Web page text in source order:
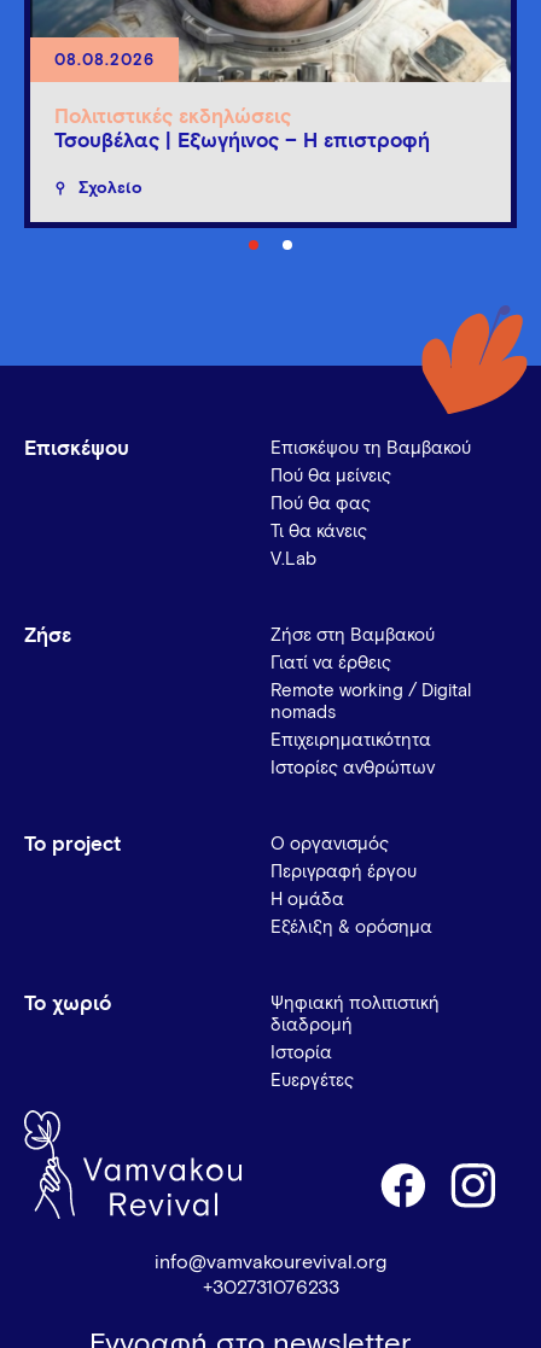
08.08.2026
Πολιτιστικές εκδηλώσεις
Τσουβέλας | Εξωγήινος – Η επιστροφή
Σχολείο
Επισκέψου
Επισκέψου τη Βαμβακού
Πού θα μείνεις
Πού θα φας
Τι θα κάνεις
V.Lab
Ζήσε
Ζήσε στη Βαμβακού
Γιατί να έρθεις
Remote working / Digital
nomads
Επιχειρηματικότητα
Ιστορίες ανθρώπων
Το project
Ο οργανισμός
Περιγραφή έργου
Η ομάδα
Εξέλιξη & ορόσημα
Το χωριό
Ψηφιακή πολιτιστική
διαδρομή
Ιστορία
Ευεργέτες
info@vamvakourevival.org
+302731076233